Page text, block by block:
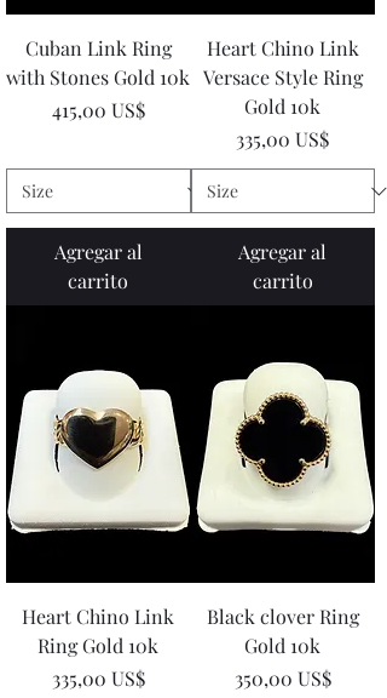
Cuban Link Ring
with Stones Gold 10k
Precio
415,00 US$
Agregar al
carrito
Heart Chino Link
Versace Style Ring
Gold 10k
Precio
335,00 US$
Agregar al
carrito
Heart Chino Link
Ring Gold 10k
Precio
335,00 US$
Black clover Ring
Gold 10k
Precio
350,00 US$